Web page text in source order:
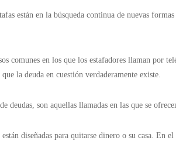
están en la búsqueda continua de nuevas
comunes en los que los estafadores llaman
la deuda en cuestión verdaderamente existe.
deudas, son aquellas llamadas en las que se
diseñadas para quitarse dinero o su casa.